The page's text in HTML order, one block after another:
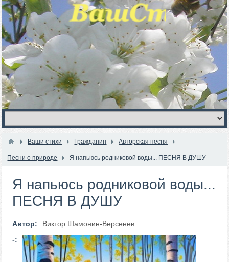
Ваши стихи Гражданин Авторская песня
Песни о природе Я напьюсь родниковой воды... ПЕСНЯ В ДУШУ
Я напьюсь родниковой воды...
ПЕСНЯ В ДУШУ
Автор:
Виктор Шамонин-Версенев
-: